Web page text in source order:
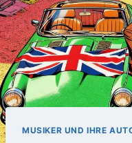
MUSIKER UND IHRE